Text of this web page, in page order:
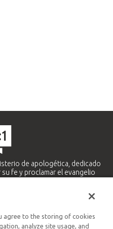
de apologética, dedicado
fe y proclamar el evangelio
y Latinoamericano
agree to the storing of cookies
analyze site usage, and